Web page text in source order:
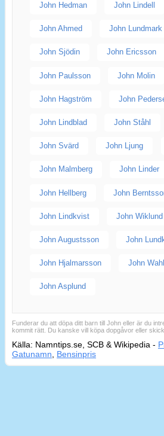
John Hedman John Lindell
John Ahmed John Lundmark
John Sjödin John Ericsson
John Paulsson John Molin
John Hagström John
John Lindblad John Ståhl
John Svärd John Ljung
John Malmberg John Linder
John Hellberg John
John Lindkvist John Wiklund
John Augustsson John
John Hjalmarsson John
John Asplund
Funderar du att döpa ditt barn till John eller är du
kommit rätt. Du kanske vill köpa dopgåvor eller
Källa: Namntips.se, SCB & Wikipedia -
Gatunamn
Bensinpris